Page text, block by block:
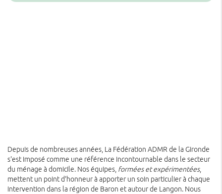
Depuis de nombreuses années, La Fédération ADMR de la Gironde
s'est imposé comme une référence incontournable dans le secteur
du ménage à domicile. Nos équipes, formées et expérimentées,
mettent un point d'honneur à apporter un soin particulier à chaque
intervention dans la région de Baron et autour de Langon. Nous